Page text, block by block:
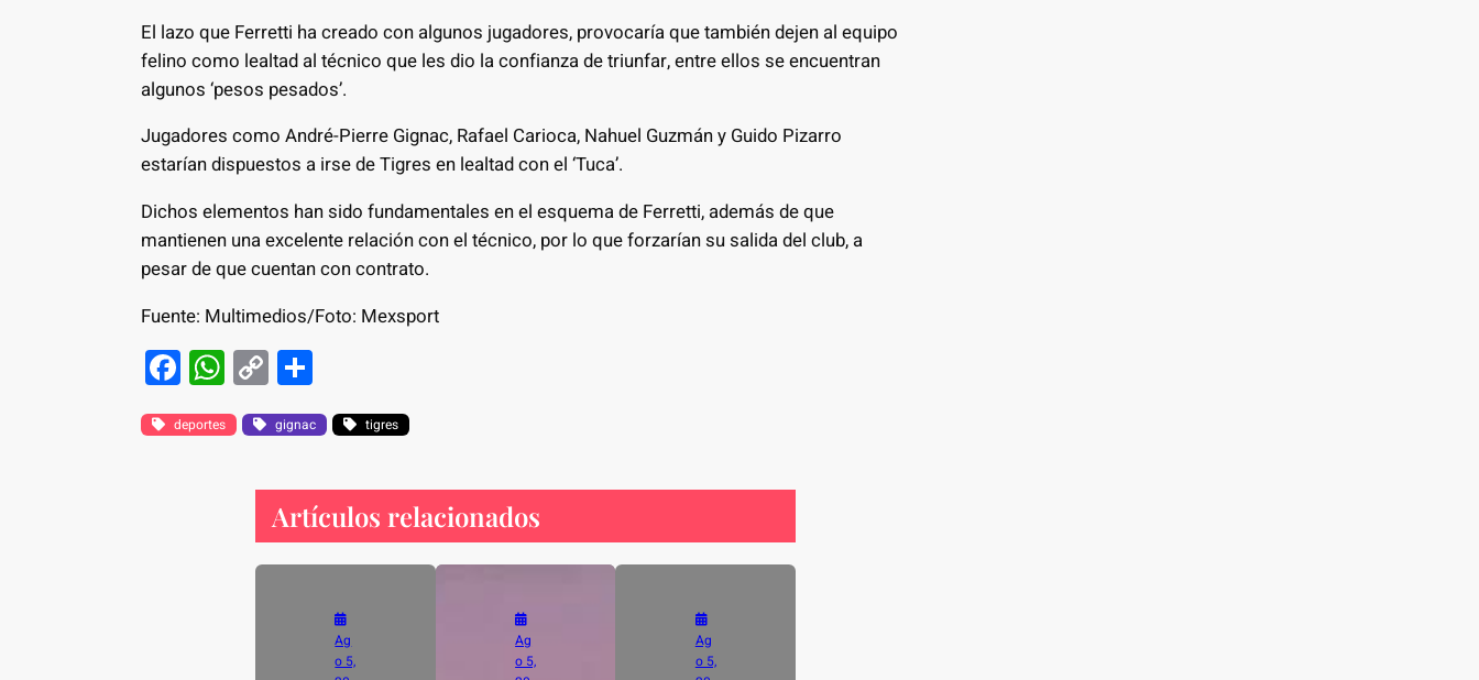
El lazo que Ferretti ha creado con algunos jugadores, provocaría que también dejen al equipo
felino como lealtad al técnico que les dio la confianza de triunfar, entre ellos se encuentran
algunos ‘pesos pesados’.
Jugadores como André-Pierre Gignac, Rafael Carioca, Nahuel Guzmán y Guido Pizarro
estarían dispuestos a irse de Tigres en lealtad con el ‘Tuca’.
Dichos elementos han sido fundamentales en el esquema de Ferretti, además de que
mantienen una excelente relación con el técnico, por lo que forzarían su salida del club, a
pesar de que cuentan con contrato.
Fuente: Multimedios/Foto: Mexsport
F
a
c
W
h
at
C
o
p
Li
n
k
h
ar
deportes gignac tigres
Artículos relacionados
Ag
o 5,
Ag
o 5,
Ag
o 5,